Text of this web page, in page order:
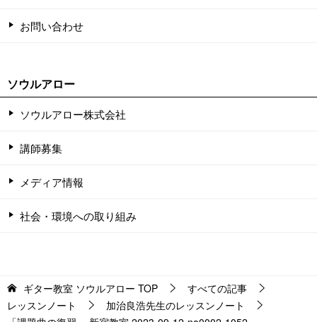
お問い合わせ
ソウルアロー
ソウルアロー株式会社
講師募集
メディア情報
社会・環境への取り組み
ギター教室 ソウルアロー TOP
すべての記事
レッスンノート
加治良浩先生のレッスンノート